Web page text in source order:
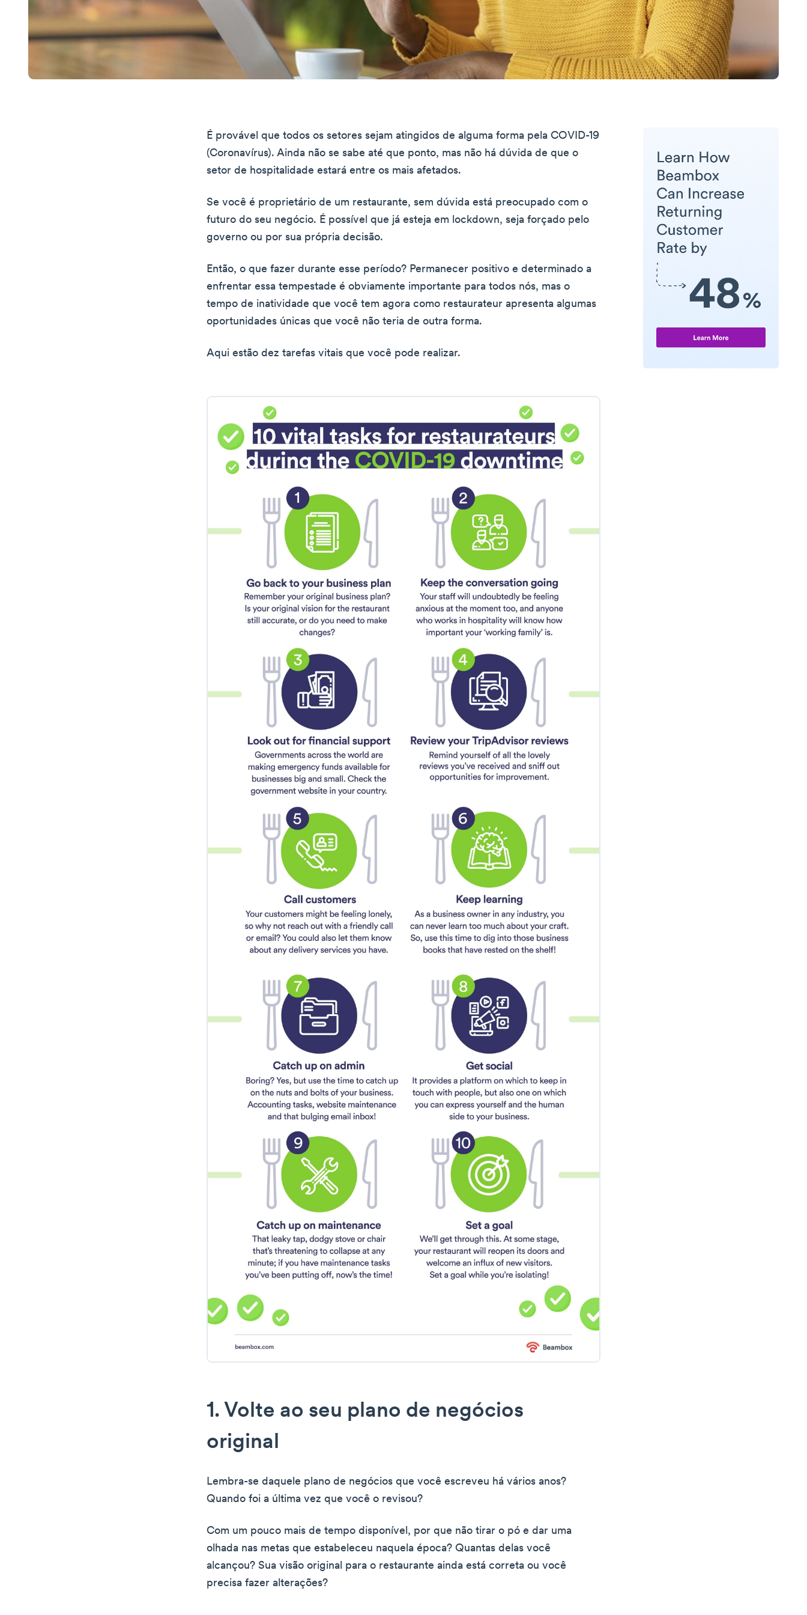
É provável que todos os setores sejam atingidos de alguma forma pela COVID-19
(Coronavírus). Ainda não se sabe até que ponto, mas não há dúvida de que o
setor de hospitalidade estará entre os mais afetados.
Se você é proprietário de um restaurante, sem dúvida está preocupado com o
futuro do seu negócio. É possível que já esteja em lockdown, seja forçado pelo
governo ou por sua própria decisão.
Então, o que fazer durante esse período? Permanecer positivo e determinado a
enfrentar essa tempestade é obviamente importante para todos nós, mas o
tempo de inatividade que você tem agora como restaurateur apresenta algumas
oportunidades únicas que você não teria de outra forma.
Aqui estão dez tarefas vitais que você pode realizar.
1. Volte ao seu plano de negócios
original
Lembra-se daquele plano de negócios que você escreveu há vários anos?
Quando foi a última vez que você o revisou?
Com um pouco mais de tempo disponível, por que não tirar o pó e dar uma
olhada nas metas que estabeleceu naquela época? Quantas delas você
alcançou? Sua visão original para o restaurante ainda está correta ou você
precisa fazer alterações?